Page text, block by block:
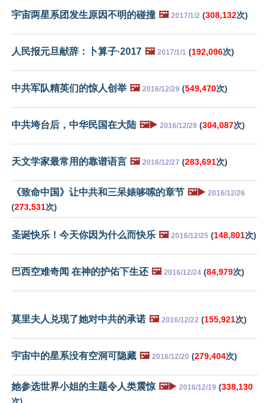
宇宙两星系团发生原因不明的碰撞 🖼️ 2017/1/2 (308,132次)
人民报元旦献辞：卜算子·2017 🖼️ 2017/1/1 (192,096次)
中共军队精英们的惊人创举 🖼️ 2016/12/29 (549,470次)
中共垮台后，中华民国在大陆 🖼️▶️ 2016/12/29 (304,087次)
天文学家最常用的靠谱语言 🖼️ 2016/12/27 (283,691次)
《致命中国》让中共和三呆婊哆嗦的章节 🖼️▶️ 2016/12/26
(273,531次)
圣诞快乐！今天你因为什么而快乐 🖼️ 2016/12/25 (148,801次)
巴西空难奇闻 在神的护佑下生还 🖼️ 2016/12/24 (84,979次)
莫里夫人兑现了她对中共的承诺 🖼️ 2016/12/22 (155,921次)
宇宙中的星系没有空洞可隐藏 🖼️ 2016/12/20 (279,404次)
她参选世界小姐的主题令人类震惊 🖼️▶️ 2016/12/19 (338,130